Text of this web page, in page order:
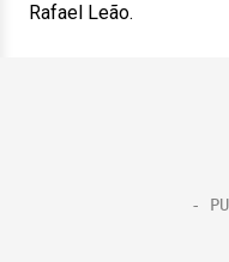
Rafael Leão.